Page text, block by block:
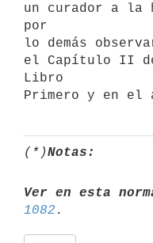
un curador a la
por
lo demás
el Capítulo II
Libro
(*)Notas:
Ver en esta
1082